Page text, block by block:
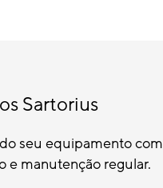
Sartorius
seu equipamento com
e manutenção regular.